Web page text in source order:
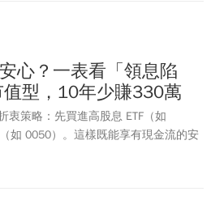
心？一表看「領息陷
型，10年少賺330萬
衷策略：先買進高股息 ETF（如
如 0050）。這樣既能享有現金流的安
好的股市入門途徑，也能讓投資人確實